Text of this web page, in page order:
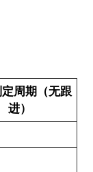
周期（无跟
进）